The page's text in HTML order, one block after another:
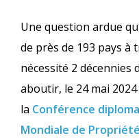
Une question ardue
de près de 193 pays à
nécessité 2
aboutir, le 24 mai
la Conférence
Mondiale de